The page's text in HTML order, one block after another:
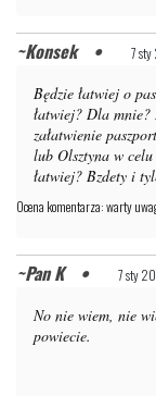
Konsek 7 sty
Będzie łatwiej o
łatwiej? Dla
załatwienie
lub Olsztyna w
łatwiej? Bzdety i
Ocena komentarza: warty
Pan K 7 sty
No nie wiem, nie
powiecie.